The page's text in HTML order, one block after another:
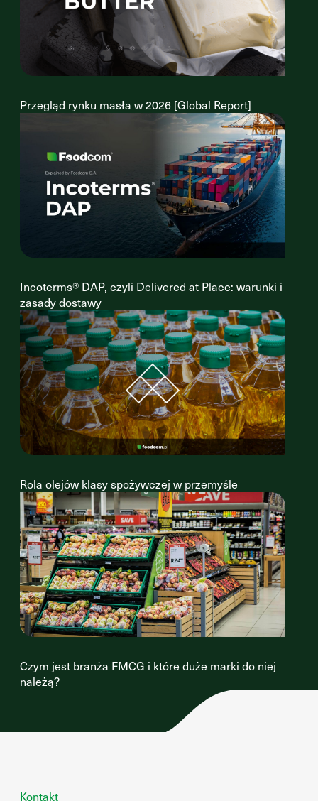
Przegląd rynku masła w 2026 [Global Report]
Incoterms® DAP, czyli Delivered at Place: warunki i
zasady dostawy
Rola olejów klasy spożywczej w przemyśle
Czym jest branża FMCG i które duże marki do niej
należą?
Kontakt